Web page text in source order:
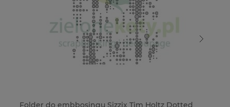
Folder do embbosingu Sizzix Tim Holtz Dotted